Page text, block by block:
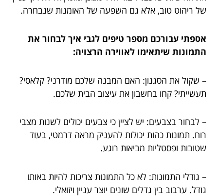
של ריהוט טוב, אלא גם השפעה של האומנות שנבחרה.
אספתי עבורכם מספר טיפים לגבי איך לבחור את
התמונות שיתאימו לאווירה הרצויה:
– שקול את הסגנון: האם המבנה שלכם מודרני? קלאסי?
תעשייתי? קחו בחשבון את עיצוב הבית שלכם.
– לבחור בצבעים: יש לציין כי צבעים יכולים לשנות מצבי
רוח. תמונות כהות יכולות להעניק מראה דרמטי, בעוד
שטובות ופסטליות מביאות רוגע.
– גודלי התמונות: לא כל התמונות צריכות להיות באותו
גודל. ערבוב בין גדלים שונים יוצר עניין ויזואלי.